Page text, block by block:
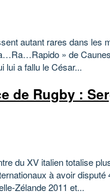
autant rares dans les
» de
lui a fallu le César...
de Rugby :
du XV italien totalise
à avoir disputé
Zélande 2011 et...